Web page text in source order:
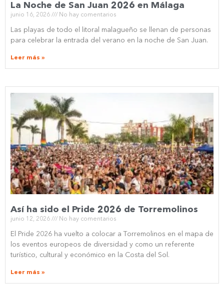
La Noche de San Juan 2026 en Málaga
junio 16, 2026 No hay comentarios
Las playas de todo el litoral malagueño se llenan de personas
para celebrar la entrada del verano en la noche de San Juan.
Leer más »
Así ha sido el Pride 2026 de Torremolinos
junio 12, 2026 No hay comentarios
El Pride 2026 ha vuelto a colocar a Torremolinos en el mapa de
los eventos europeos de diversidad y como un referente
turístico, cultural y económico en la Costa del Sol.
Leer más »